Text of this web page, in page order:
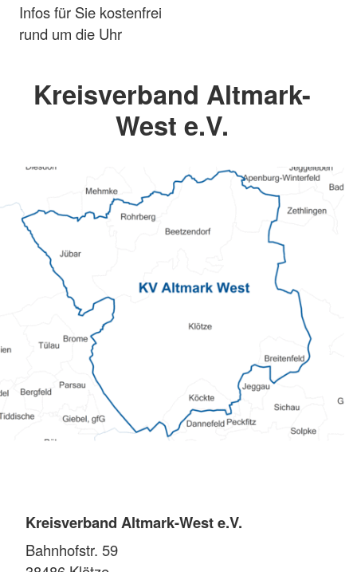
Infos für Sie kostenfrei
rund um die Uhr
Kreisverband Altmark-
West e.V.
Kreisverband Altmark-West e.V.
Bahnhofstr. 59